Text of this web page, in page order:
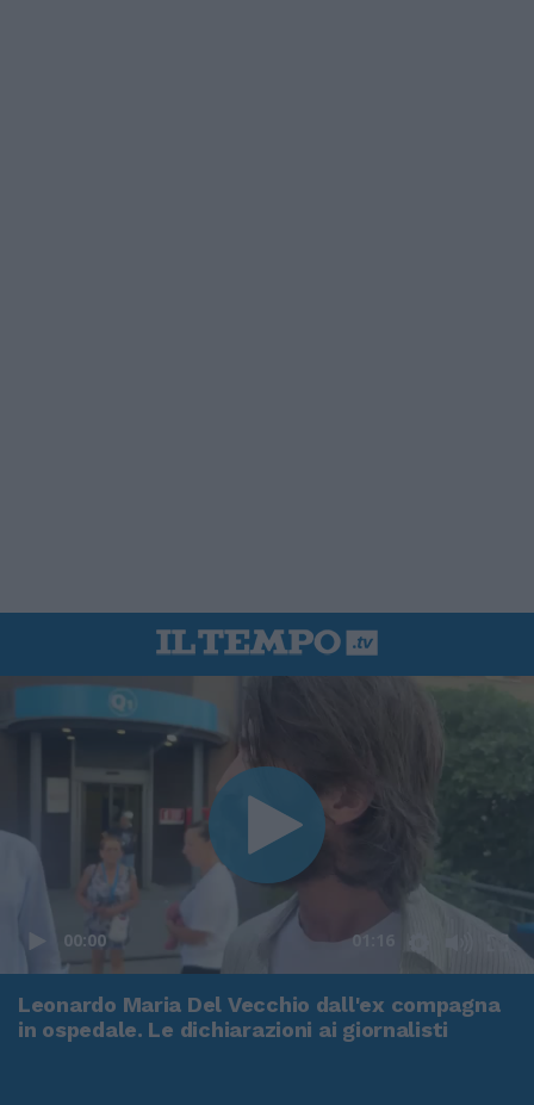
00:00 01:16
Leonardo Maria Del Vecchio dall'ex compagna
in ospedale. Le dichiarazioni ai giornalisti